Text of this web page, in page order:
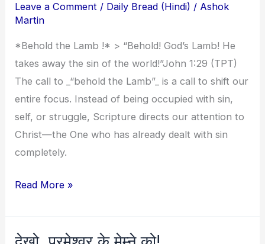
Leave a Comment / Daily Bread (Hindi) / Ashok
Martin
*Behold the Lamb !* > “Behold! God’s Lamb! He
takes away the sin of the world!”John 1:29 (TPT)
The call to _“behold the Lamb”_ is a call to shift our
entire focus. Instead of being occupied with sin,
self, or struggle, Scripture directs our attention to
Christ—the One who has already dealt with sin
completely.
Lamb
Read More »
देखो,